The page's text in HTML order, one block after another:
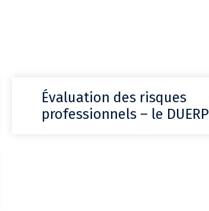
LIENS UTILES
CONTACT
Évaluation des risques
professionnels – le DUERP